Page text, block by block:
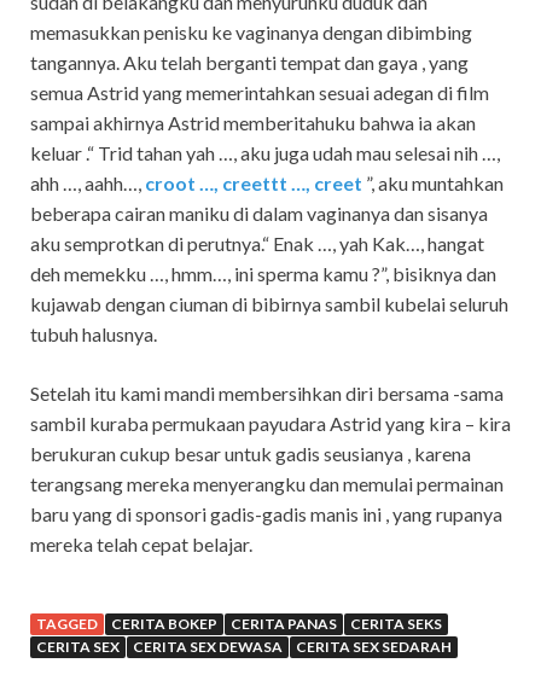
memasukkan penisku ke vaginanya dengan dibimbing
tangannya. Aku telah berganti tempat dan gaya , yang
semua Astrid yang memerintahkan sesuai adegan di film
sampai akhirnya Astrid memberitahuku bahwa ia akan
keluar .“ Trid tahan yah …, aku juga udah mau selesai nih …,
ahh …, aahh…, croot …, creettt …, creet ”, aku muntahkan
beberapa cairan maniku di dalam vaginanya dan sisanya
aku semprotkan di perutnya.“ Enak …, yah Kak…, hangat
deh memekku …, hmm…, ini sperma kamu ?”, bisiknya dan
kujawab dengan ciuman di bibirnya sambil kubelai seluruh
tubuh halusnya.
Setelah itu kami mandi membersihkan diri bersama -sama
sambil kuraba permukaan payudara Astrid yang kira – kira
berukuran cukup besar untuk gadis seusianya , karena
terangsang mereka menyerangku dan memulai permainan
baru yang di sponsori gadis-gadis manis ini , yang rupanya
mereka telah cepat belajar.
TAGGED CERITA BOKEP CERITA PANAS
CERITA SEKS
CERITA SEX
CERITA SEX DEWASA CERITA SEX SEDARAH